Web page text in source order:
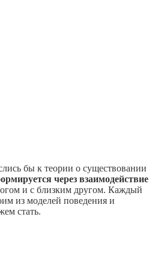
бы к теории о существовании
через взаимодействие
и с близким другом. Каждый
из моделей поведения и
стать.